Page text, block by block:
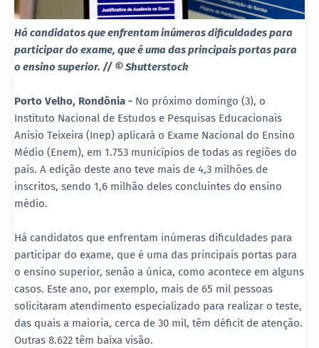
Há candidatos que enfrentam inúmeras dificuldades para
participar do exame, que é uma das principais portas para
o ensino superior. // © Shutterstock
Porto Velho, Rondônia - No próximo domingo (3), o
Instituto Nacional de Estudos e Pesquisas Educacionais
Anísio Teixeira (Inep) aplicará o Exame Nacional do Ensino
Médio (Enem), em 1.753 municípios de todas as regiões do
país. A edição deste ano teve mais de 4,3 milhões de
inscritos, sendo 1,6 milhão deles concluintes do ensino
médio.
Há candidatos que enfrentam inúmeras dificuldades para
participar do exame, que é uma das principais portas para
o ensino superior, senão a única, como acontece em alguns
casos. Este ano, por exemplo, mais de 65 mil pessoas
solicitaram atendimento especializado para realizar o teste,
das quais a maioria, cerca de 30 mil, têm déficit de atenção.
Outras 8.622 têm baixa visão.